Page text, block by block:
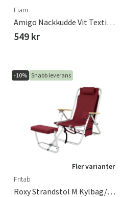
Fiam
Amigo Nackkudde Vit Textilene
549 kr
-10% Snabb leverans
Fler varianter
Fritab
Roxy Strandstol M Kylbag/Mobilficka Bordeaux